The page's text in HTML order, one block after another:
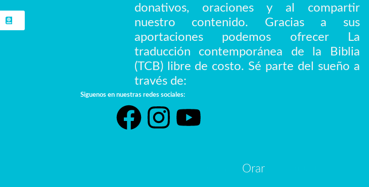
Siguenos en nuestras redes sociales:
donativos, oraciones y al compartir
nuestro contenido. Gracias a sus
aportaciones podemos ofrecer La
traducción contemporánea de la Biblia
(TCB) libre de costo. Sé parte del sueño a
través de:
Orar